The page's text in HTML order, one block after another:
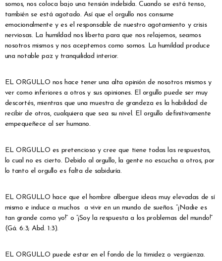
somos, nos coloca bajo una tensión indebida. Cuando se está tenso,
también se está agotado. Así que el orgullo nos consume
emocionalmente y es el responsable de nuestro agotamiento y crisis
nerviosas. La humildad nos liberta para que nos relajemos, seamos
nosotros mismos y nos aceptemos como somos. La humildad produce
una notable paz y tranquilidad interior.
EL ORGULLO nos hace tener una alta opinión de nosotros mismos y
ver como inferiores a otros y sus opiniones. El orgullo puede ser muy
descortés, mientras que una muestra de grandeza es la habilidad de
recibir de otros, cualquiera que sea su nivel. El orgullo definitivamente
empequeñece al ser humano.
EL ORGULLO es pretencioso y cree que tiene todas las respuestas,
lo cual no es cierto. Debido al orgullo, la gente no escucha a otros, por
lo tanto el orgullo es falta de sabiduría.
EL ORGULLO hace que el hombre albergue ideas muy elevadas de sí
mismo e induce a muchos a vivir en un mundo de sueños. “¡Nadie es
tan grande como yo!” o “¡Soy la respuesta a los problemas del mundo!”
(Gá. 6:3; Abd. 1:3).
EL ORGULLO puede estar en el fondo de la timidez o vergüenza.